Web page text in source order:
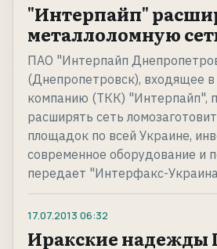
"Интерпайп"
металлоломную
ПАО "Интерпайп
(Днепропетровск), входящее
компанию (ТКК) "Интерпайп",
расширять сеть
площадок по всей Украине,
современное оборудование и
передает "Интерфакс-
17.07.2013 06:32
Иракские надежды